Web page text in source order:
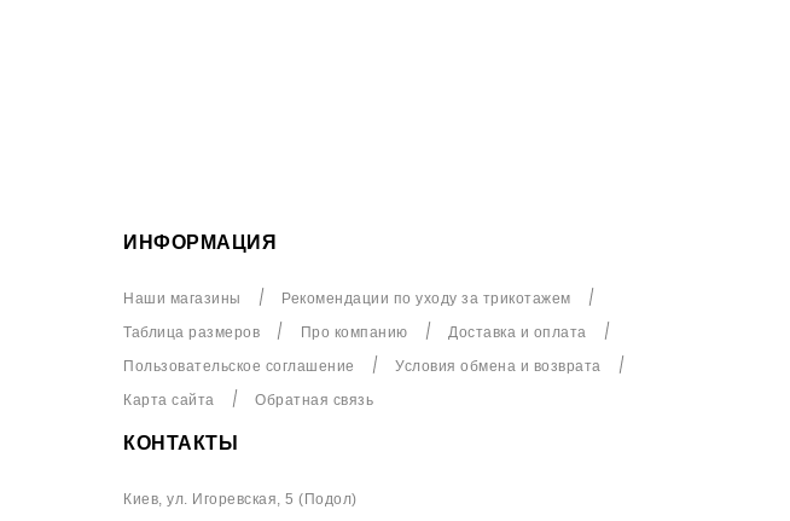
ИНФОРМАЦИЯ
Наши магазины
Рекомендации по уходу за трикотажем
Таблица размеров
Про компанию
Доставка и оплата
Пользовательское соглашение
Условия обмена и возврата
Карта сайта
Обратная связь
КОНТАКТЫ
Киев, ул. Игоревская, 5 (Подол)